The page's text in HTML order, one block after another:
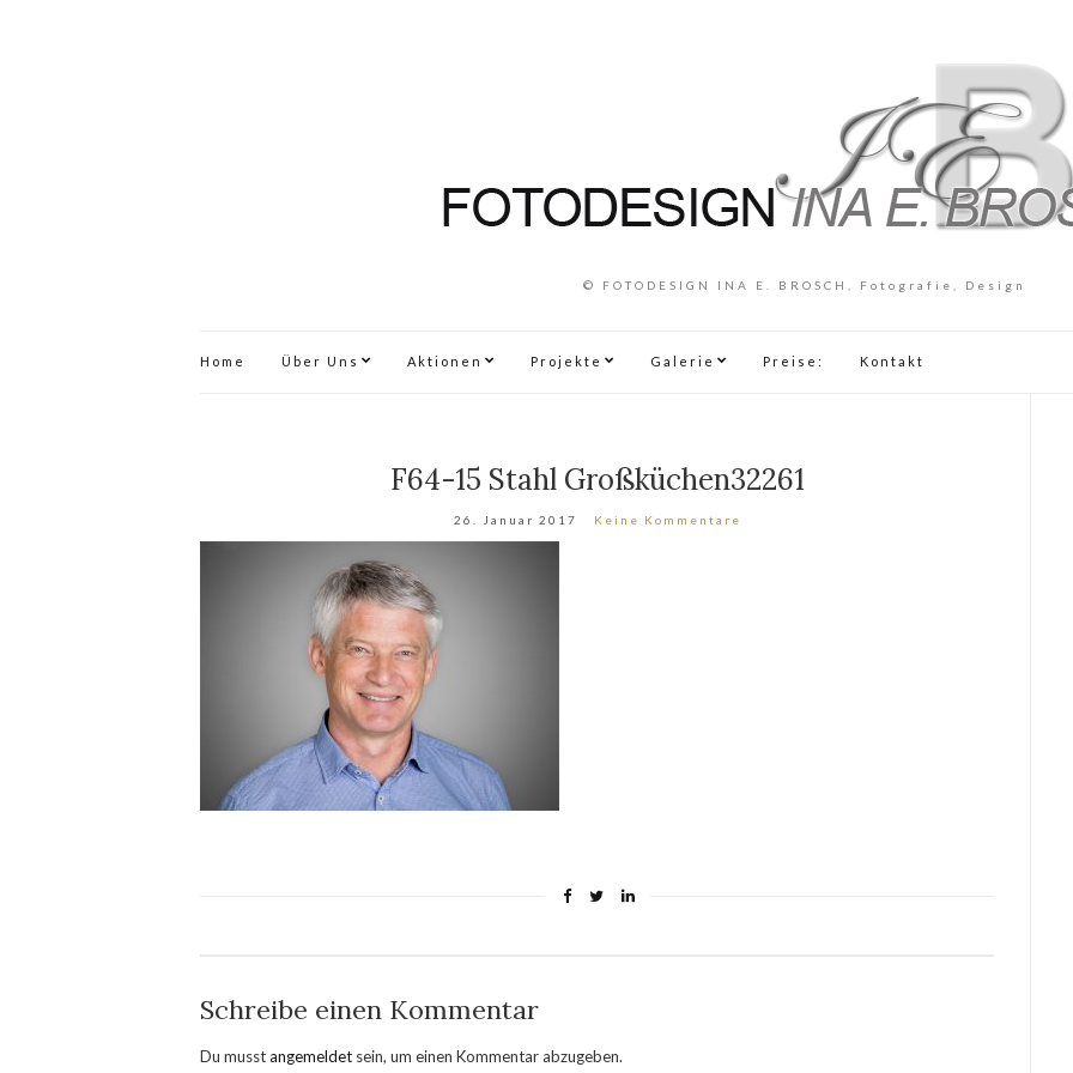
© FOTODESIGN INA E. BROSCH, Fotografie, Design
Home Über Uns Aktionen Projekte Galerie Preise: Kontakt
F64-15 Stahl Großküchen32261
26. Januar 2017 Keine Kommentare
Schreibe einen Kommentar
Du musstangemeldet sein, um einen Kommentar abzugeben.